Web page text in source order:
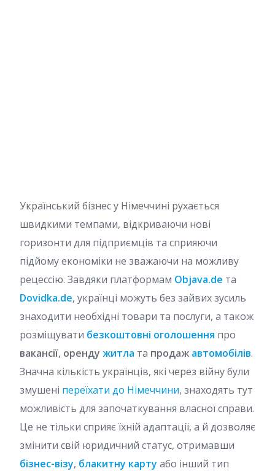
Український бізнес у Німеччині рухається
швидкими темпами, відкриваючи нові
горизонти для підприємців та сприяючи
підйому економіки не зважаючи на можливу
рецессію. Завдяки платформам Objava.de та
Dovidka.de, українці можуть без зайвих зусиль
знаходити необхідні товари та послуги, а також
розміщувати безкоштовні оголошення про
вакансії, оренду житла та продаж автомобілів.
Значна кількість українців, які через війну були
змушені переїхати до Німеччини, знаходять тут
можливість для започаткування власної справи.
Це не тільки сприяє їхній адаптації, а й дозволяє
змінити свій юридичний статус, отримавши
бізнес-візу, блакитну карту або інший тип